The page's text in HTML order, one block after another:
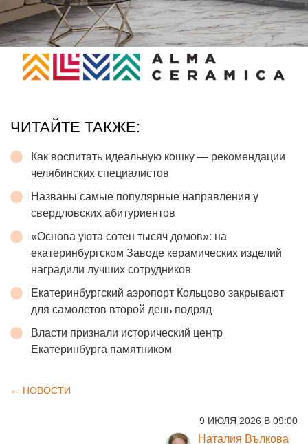
ЧИТАЙТЕ ТАКЖЕ:
Как воспитать идеальную кошку — рекомендации
челябинских специалистов
Названы самые популярные направления у
свердловских абитуриентов
«Основа уюта сотен тысяч домов»: на
екатеринбургском Заводе керамических изделий
наградили лучших сотрудников
Екатеринбургский аэропорт Кольцово закрывают
для самолетов второй день подряд
Власти признали исторический центр
Екатеринбурга памятником
← НОВОСТИ
9 ИЮЛЯ 2026 В 09:00
Наталия Вълкова